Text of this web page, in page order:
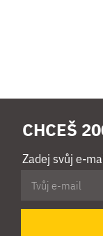
CHCEŠ
Zadej svůj e-